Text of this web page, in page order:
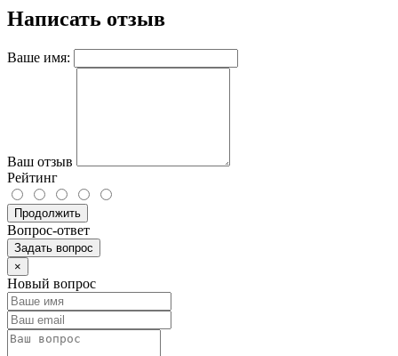
Написать отзыв
Ваше имя:
Ваш отзыв
Рейтинг
Продолжить
Вопрос-ответ
Задать вопрос
×
Новый вопрос